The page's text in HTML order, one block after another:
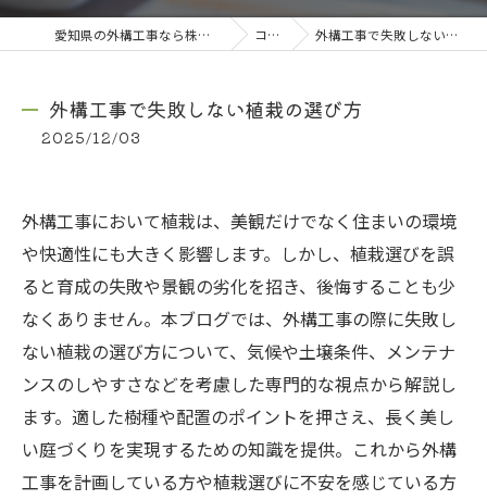
愛知県の外構工事なら株式会社RGarden コラム 外構工事で失敗しない植栽の選び方
外構工事で失敗しない植栽の選び方
2025/12/03
外構工事において植栽は、美観だけでなく住まいの環境
や快適性にも大きく影響します。しかし、植栽選びを誤
ると育成の失敗や景観の劣化を招き、後悔することも少
なくありません。本ブログでは、外構工事の際に失敗し
ない植栽の選び方について、気候や土壌条件、メンテナ
ンスのしやすさなどを考慮した専門的な視点から解説し
ます。適した樹種や配置のポイントを押さえ、長く美し
い庭づくりを実現するための知識を提供。これから外構
工事を計画している方や植栽選びに不安を感じている方